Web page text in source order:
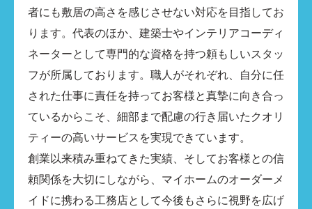
者にも敷居の高さを感じさせない対応を目指してお
ります。代表のほか、建築士やインテリアコーディ
ネーターとして専門的な資格を持つ頼もしいスタッ
フが所属しております。職人がそれぞれ、自分に任
された仕事に責任を持ってお客様と真摯に向き合っ
ているからこそ、細部まで配慮の行き届いたクオリ
ティーの高いサービスを実現できています。
創業以来積み重ねてきた実績、そしてお客様との信
頼関係を大切にしながら、マイホームのオーダーメ
イドに携わる工務店として今後もさらに視野を広げ